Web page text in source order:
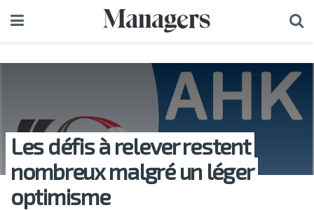
Les défis à relever restent
nombreux malgré un léger
optimisme